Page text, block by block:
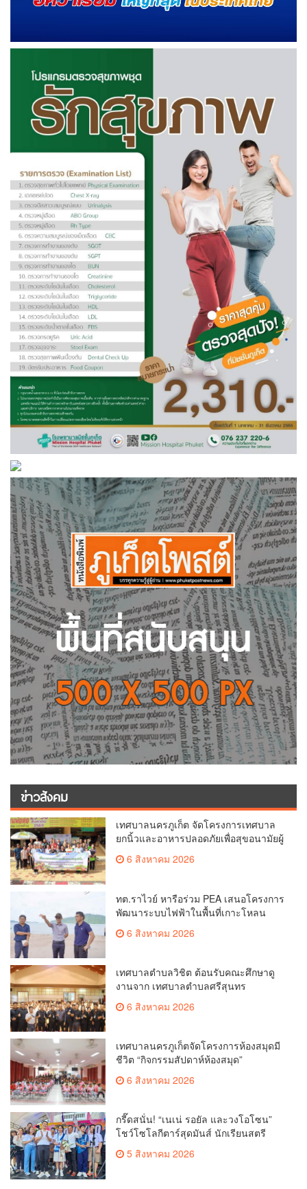
ข่าวสังคม
เทศบาลนครภูเก็ต จัดโครงการเทศบาล
ยกนิ้วและอาหารปลอดภัยเพื่อสุขอนามัยผู้
บริโภค
6 สิงหาคม 2026
ทต.ราไวย์ หารือร่วม PEA เสนอโครงการ
พัฒนาระบบไฟฟ้าในพื้นที่เกาะโหลน
6 สิงหาคม 2026
เทศบาลตำบลวิชิต ต้อนรับคณะศึกษาดู
งานจาก เทศบาลตำบลศรีสุนทร
6 สิงหาคม 2026
เทศบาลนครภูเก็ตจัดโครงการห้องสมุดมี
ชีวิต “กิจกรรมสัปดาห์ห้องสมุด”
6 สิงหาคม 2026
กรี๊ดสนั่น! “เนเน่ รอยัล และวงโอโซน”
โชว์โซโลกีตาร์สุดมันส์ นักเรียนสตรี
ภูเก็ตนั่งไม่ติด ทั้งเต้น-ร้อง
5 สิงหาคม 2026